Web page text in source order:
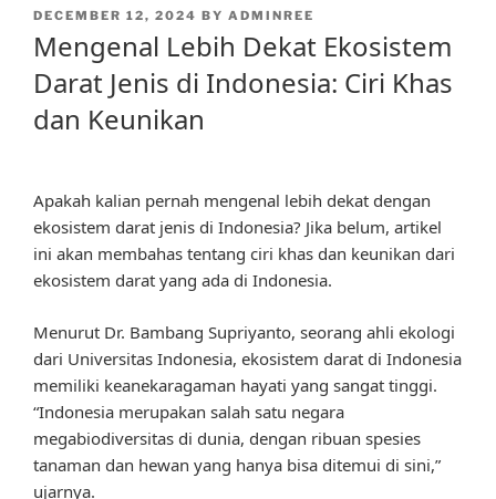
POSTED
DECEMBER 12, 2024 BY ADMINREE
Mengenal Lebih Dekat Ekosistem
Darat Jenis di Indonesia: Ciri Khas
dan Keunikan
Apakah kalian pernah mengenal lebih dekat dengan
ekosistem darat jenis di Indonesia? Jika belum, artikel
ini akan membahas tentang ciri khas dan keunikan dari
ekosistem darat yang ada di Indonesia.
Menurut Dr. Bambang Supriyanto, seorang ahli ekologi
dari Universitas Indonesia, ekosistem darat di Indonesia
memiliki keanekaragaman hayati yang sangat tinggi.
“Indonesia merupakan salah satu negara
megabiodiversitas di dunia, dengan ribuan spesies
tanaman dan hewan yang hanya bisa ditemui di sini,”
ujarnya.